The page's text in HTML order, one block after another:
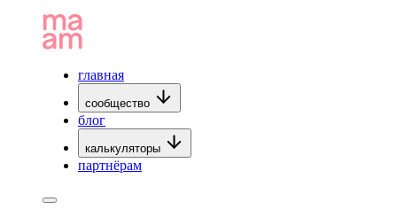
главная
сообщество
блог
калькуляторы
партнёрам